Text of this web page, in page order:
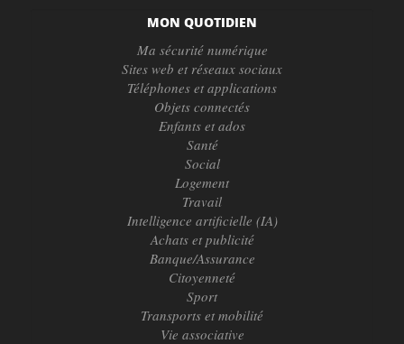
MON QUOTIDIEN
Ma sécurité numérique
Sites web et réseaux sociaux
Téléphones et applications
Objets connectés
Enfants et ados
Santé
Social
Logement
Travail
Intelligence artificielle (IA)
Achats et publicité
Banque/Assurance
Citoyenneté
Sport
Transports et mobilité
Vie associative